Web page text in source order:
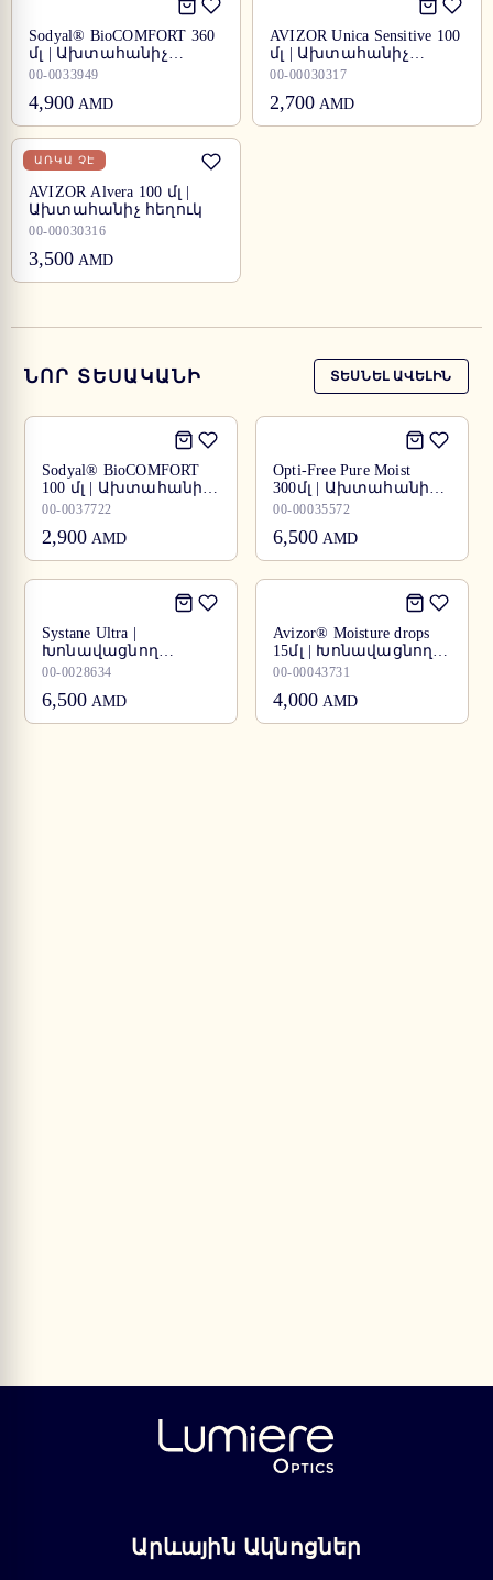
Sodyal® BioCOMFORT 360
մլ | Ախտահանիչ
հեղուկ
00-0033949
4,900 AMD
AVIZOR Unica Sensitive 100
մլ | Ախտահանիչ
հեղուկ
00-00030317
2,700 AMD
ԱՌԿԱ ՉԷ
AVIZOR Alvera 100 մլ |
Ախտահանիչ հեղուկ
00-00030316
3,500 AMD
ՆՈՐ ՏԵՍԱԿԱՆԻ ՏԵՍՆԵԼ ԱՎԵԼԻՆ
Sodyal® BioCOMFORT
100 մլ | Ախտահանիչ
հեղուկ
00-0037722
2,900 AMD
Opti-Free Pure Moist
300մլ | Ախտահանիչ
հեղուկ
00-00035572
6,500 AMD
Systane Ultra |
Խոնավացնող
կաթիլներ
00-0028634
6,500 AMD
Avizor® Moisture drops
15մլ | Խոնավացնող
կաթիլներ
00-00043731
4,000 AMD
Արևային Ակնոցներ